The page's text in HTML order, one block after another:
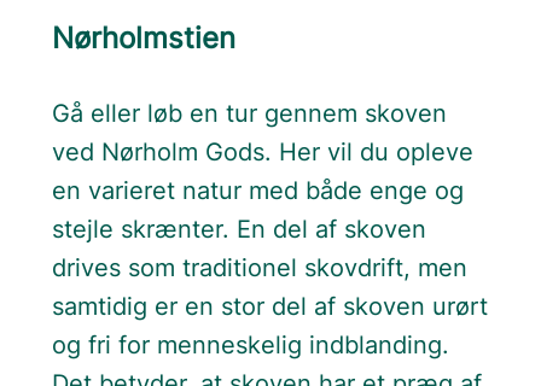
Nørholmstien
Gå eller løb en tur gennem skoven
ved Nørholm Gods. Her vil du opleve
en varieret natur med både enge og
stejle skrænter. En del af skoven
drives som traditionel skovdrift, men
samtidig er en stor del af skoven urørt
og fri for menneskelig indblanding.